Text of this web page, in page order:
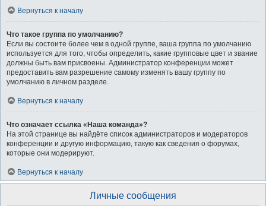
Вернуться к началу
Что такое группа по умолчанию?
Если вы состоите более чем в одной группе, ваша группа по умолчанию
используется для того, чтобы определить, какие групповые цвет и звание
должны быть вам присвоены. Администратор конференции может
предоставить вам разрешение самому изменять вашу группу по
умолчанию в личном разделе.
Вернуться к началу
Что означает ссылка «Наша команда»?
На этой странице вы найдёте список администраторов и модераторов
конференции и другую информацию, такую как сведения о форумах,
которые они модерируют.
Вернуться к началу
Личные сообщения